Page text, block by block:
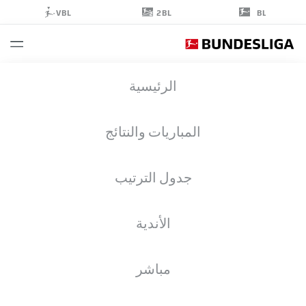
BL
2BL
VBL
الرئيسية
المباريات والنتائج
جدول الترتيب
الأندية
مباشر